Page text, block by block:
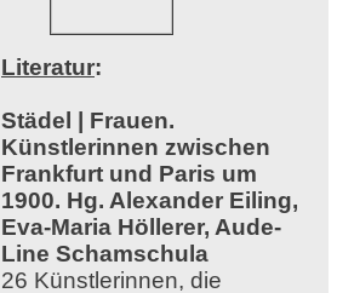
Literatur:
Städel | Frauen.
Künstlerinnen zwischen
Frankfurt und Paris um
1900. Hg. Alexander Eiling,
Eva-Maria Höllerer, Aude-
Line Schamschula
26 Künstlerinnen, die